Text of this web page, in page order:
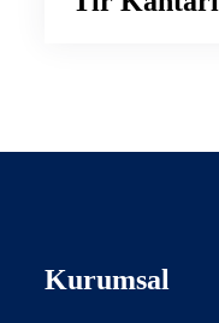
Kurumsal